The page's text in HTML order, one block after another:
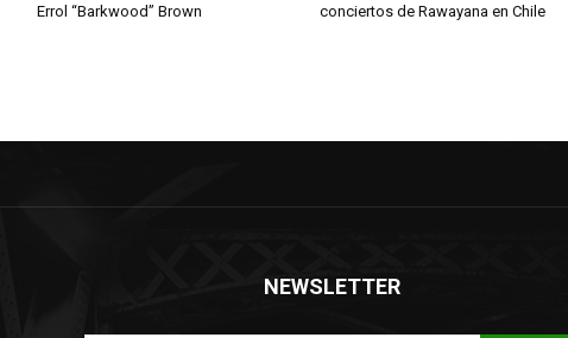
Errol “Barkwood” Brown
conciertos de Rawayana en Chile
NEWSLETTER